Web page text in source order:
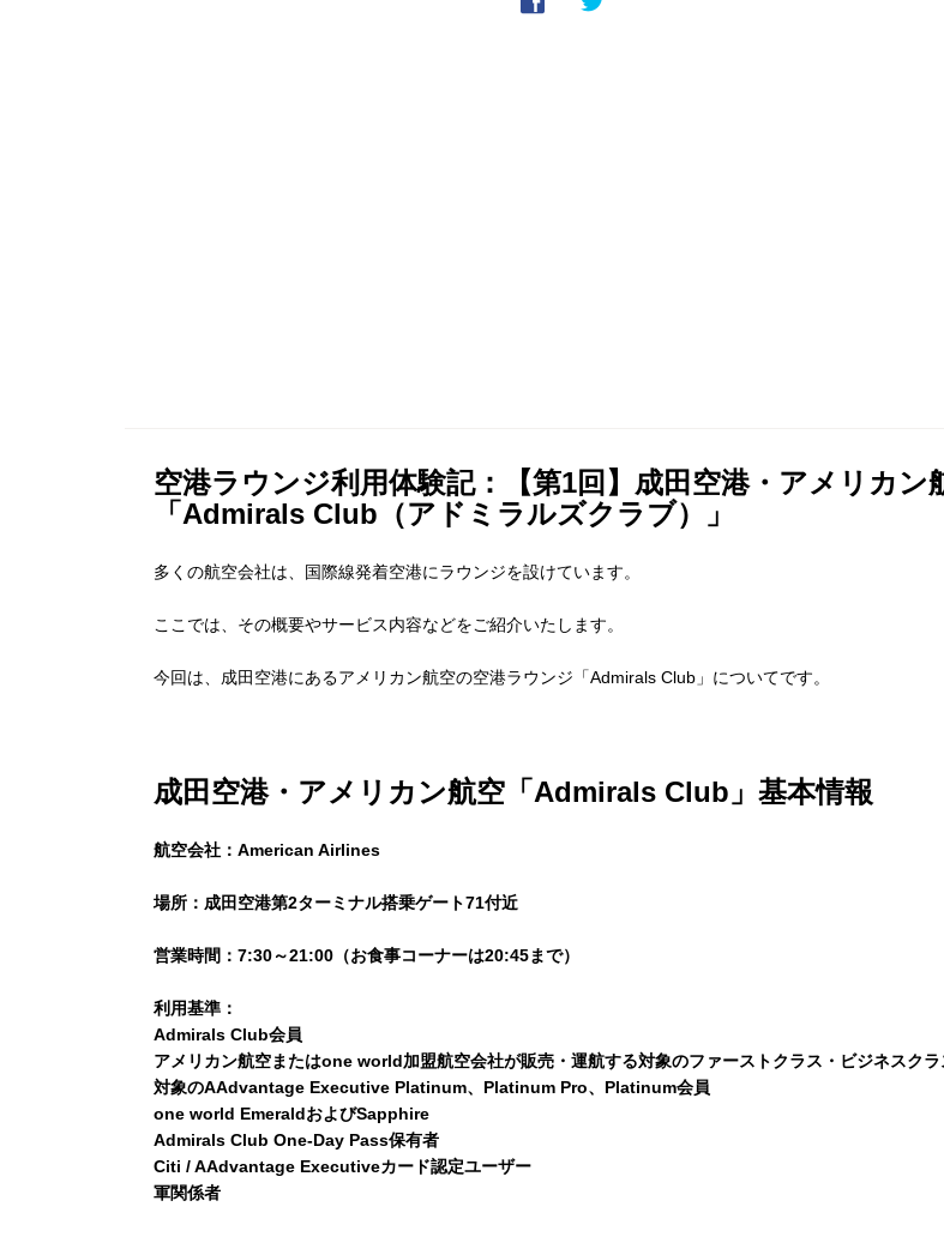
空港ラウンジ利用体験記：【第1回】成田空港・アメリカン
「Admirals Club（アドミラルズクラブ）」
多くの航空会社は、国際線発着空港にラウンジを設けています。
ここでは、その概要やサービス内容などをご紹介いたします。
今回は、成田空港にあるアメリカン航空の空港ラウンジ「Admirals Club」についてです。
成田空港・アメリカン航空「Admirals Club」基本情報
航空会社：American Airlines
場所：成田空港第2ターミナル搭乗ゲート71付近
営業時間：7:30～21:00（お食事コーナーは20:45まで）
利用基準：
Admirals Club会員
アメリカン航空またはone world加盟航空会社が販売・運航する対象のファーストクラス・ビジネスク
対象のAAdvantage Executive Platinum、Platinum Pro、Platinum会員
one world EmeraldおよびSapphire
Admirals Club One-Day Pass保有者
Citi / AAdvantage Executiveカード認定ユーザー
軍関係者